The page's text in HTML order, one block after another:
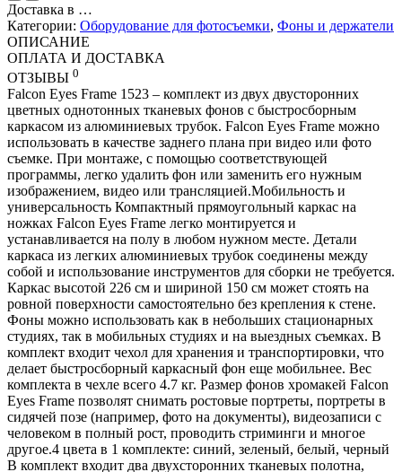
Доставка в …
Категории: Оборудование для фотосъемки, Фоны и держатели
ОПИСАНИЕ
ОПЛАТА И ДОСТАВКА
ОТЗЫВЫ 0
Falcon Eyes Frame 1523 – комплект из двух двусторонних
цветных однотонных тканевых фонов с быстросборным
каркасом из алюминиевых трубок. Falcon Eyes Frame можно
использовать в качестве заднего плана при видео или фото
съемке. При монтаже, с помощью соответствующей
программы, легко удалить фон или заменить его нужным
изображением, видео или трансляцией.Мобильность и
универсальность Компактный прямоугольный каркас на
ножках Falcon Eyes Frame легко монтируется и
устанавливается на полу в любом нужном месте. Детали
каркаса из легких алюминиевых трубок соединены между
собой и использование инструментов для сборки не требуется.
Каркас высотой 226 см и шириной 150 см может стоять на
ровной поверхности самостоятельно без крепления к стене.
Фоны можно использовать как в небольших стационарных
студиях, так в мобильных студиях и на выездных съемках. В
комплект входит чехол для хранения и транспортировки, что
делает быстросборный каркасный фон еще мобильнее. Вес
комплекта в чехле всего 4.7 кг. Размер фонов хромакей Falcon
Eyes Frame позволят снимать ростовые портреты, портреты в
сидячей позе (например, фото на документы), видеозаписи с
человеком в полный рост, проводить стриминги и многое
другое.4 цвета в 1 комплекте: синий, зеленый, белый, черный
В комплект входит два двухсторонних тканевых полотна,